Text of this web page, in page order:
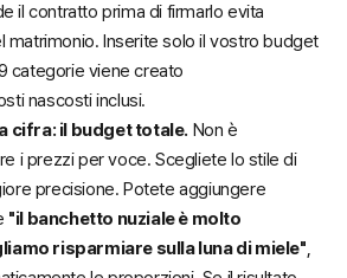
il contratto prima di firmarlo evita
matrimonio. Inserite solo il vostro budget
categorie viene creato
nascosti inclusi.
cifra: il budget totale. Non è
i prezzi per voce. Scegliete lo stile di
precisione. Potete aggiungere
"il banchetto nuziale è molto
risparmiare sulla luna di miele",